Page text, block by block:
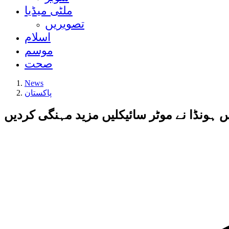
ملٹی میڈیا
تصویریں
اسلام
موسم
صحت
News
پاکستان
ہونڈا نے موٹر سائیکلیں مزید مہنگی کردیں